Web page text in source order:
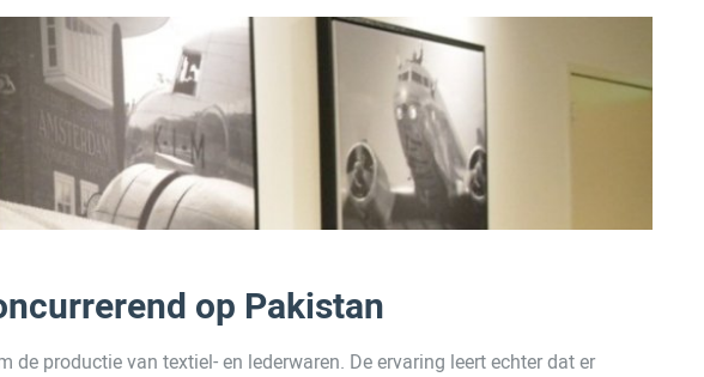
op Pakistan
de productie van textiel- en lederwaren. De ervaring leert echter dat er